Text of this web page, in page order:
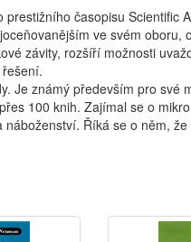
časopisu Scientific
ve svém oboru,
závity, rozšíří možnosti
Je známý především pro své
100 knih. Zajímal se o
Říká se o něm,